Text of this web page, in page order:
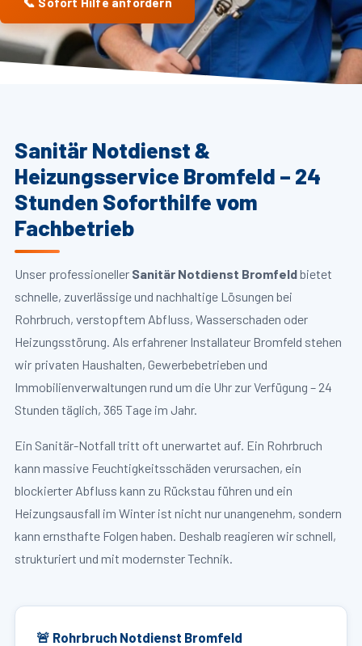
Sanitär Notdienst &
Heizungsservice Bromfeld – 24
Stunden Soforthilfe vom
Fachbetrieb
Unser professioneller Sanitär Notdienst Bromfeldbietet
schnelle, zuverlässige und nachhaltige Lösungen bei
Rohrbruch, verstopftem Abfluss, Wasserschaden oder
Heizungsstörung. Als erfahrener Installateur Bromfeld stehen
wir privaten Haushalten, Gewerbebetrieben und
Immobilienverwaltungen rund um die Uhr zur Verfügung – 24
Stunden täglich, 365 Tage im Jahr.
Ein Sanitär-Notfall tritt oft unerwartet auf. Ein Rohrbruch
kann massive Feuchtigkeitsschäden verursachen, ein
blockierter Abfluss kann zu Rückstau führen und ein
Heizungsausfall im Winter ist nicht nur unangenehm, sondern
kann ernsthafte Folgen haben. Deshalb reagieren wir schnell,
strukturiert und mit modernster Technik.
🚨 Rohrbruch Notdienst Bromfeld